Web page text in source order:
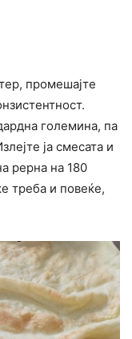
промешајте
големина, па
ја смесата и
рерна на 180
треба и повеќе,